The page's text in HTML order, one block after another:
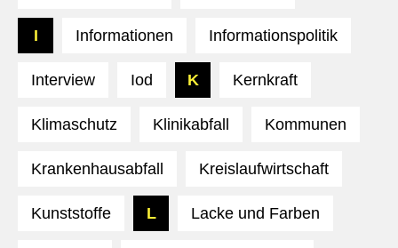
I Informationen Informationspolitik
Interview Iod K Kernkraft
Klimaschutz Klinikabfall Kommunen
Krankenhausabfall Kreislaufwirtschaft
Kunststoffe L Lacke und Farben